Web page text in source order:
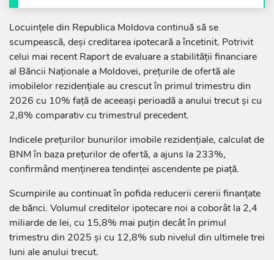
Locuințele din Republica Moldova continuă să se
scumpească, deși creditarea ipotecară a încetinit. Potrivit
celui mai recent Raport de evaluare a stabilității financiare
al Băncii Naționale a Moldovei, prețurile de ofertă ale
imobilelor rezidențiale au crescut în primul trimestru din
2026 cu 10% față de aceeași perioadă a anului trecut și cu
2,8% comparativ cu trimestrul precedent.
Indicele prețurilor bunurilor imobile rezidențiale, calculat de
BNM în baza prețurilor de ofertă, a ajuns la 233%,
confirmând menținerea tendinței ascendente pe piață.
Scumpirile au continuat în pofida reducerii cererii finanțate
de bănci. Volumul creditelor ipotecare noi a coborât la 2,4
miliarde de lei, cu 15,8% mai puțin decât în primul
trimestru din 2025 și cu 12,8% sub nivelul din ultimele trei
luni ale anului trecut.